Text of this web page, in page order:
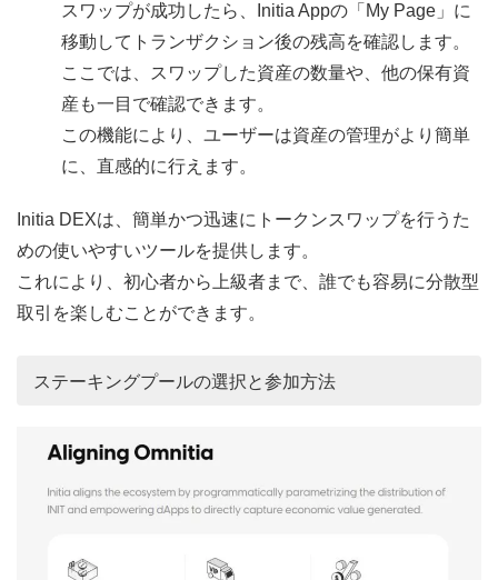
スワップが成功したら、Initia Appの「My Page」に
移動してトランザクション後の残高を確認します。
ここでは、スワップした資産の数量や、他の保有資
産も一目で確認できます。
この機能により、ユーザーは資産の管理がより簡単
に、直感的に行えます。
Initia DEXは、簡単かつ迅速にトークンスワップを行うた
めの使いやすいツールを提供します。
これにより、初心者から上級者まで、誰でも容易に分散型
取引を楽しむことができます。
ステーキングプールの選択と参加方法